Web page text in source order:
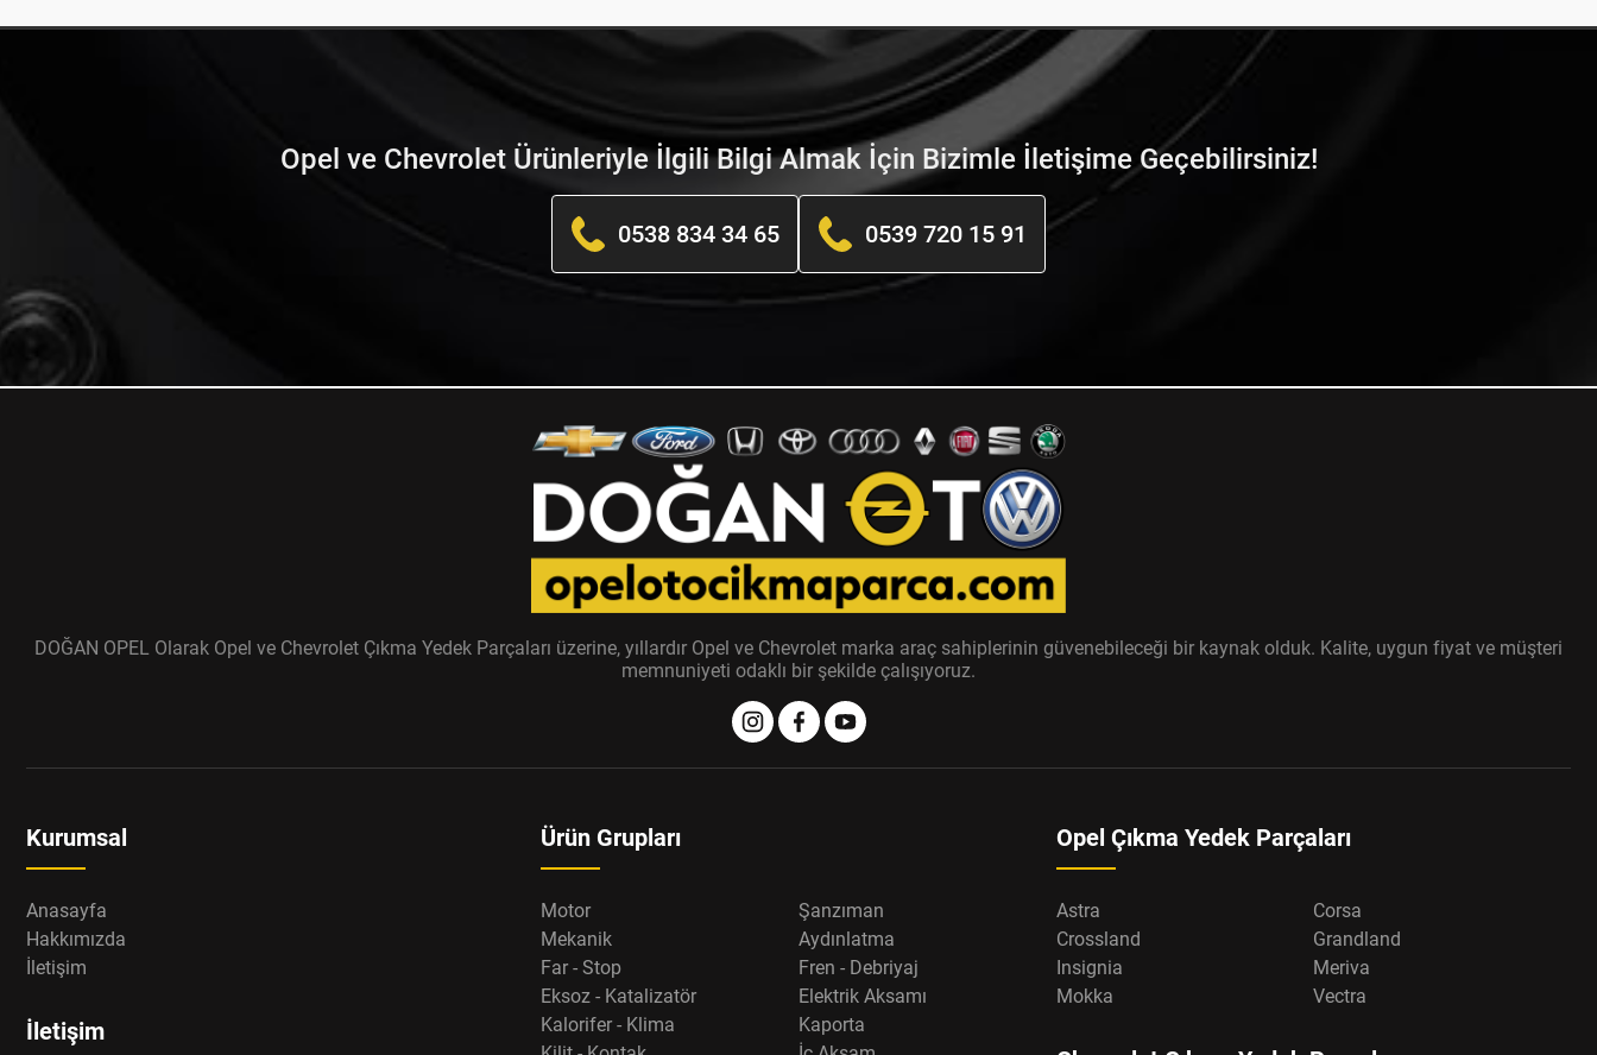
Opel ve Chevrolet Ürünleriyle İlgili Bilgi Almak İçin Bizimle İletişime Geçebilirsiniz!
0538 834 34 65 0539 720 15 91
DOĞAN OPEL Olarak Opel ve Chevrolet Çıkma Yedek Parçaları üzerine, yıllardır Opel ve Chevrolet marka araç sahiplerinin güvenebileceği bir kaynak olduk. Kalite, uygun fiyat ve müşteri
memnuniyeti odaklı bir şekilde çalışıyoruz.
Kurumsal
Anasayfa
Hakkımızda
İletişim
İletişim
Ürün Grupları
Motor
Şanzıman
Mekanik
Aydınlatma
Far - Stop
Fren - Debriyaj
Eksoz - Katalizatör
Elektrik Aksamı
Kalorifer - Klima
Kaporta
Opel Çıkma Yedek Parçaları
Astra
Corsa
Crossland
Grandland
Insignia
Meriva
Mokka
Vectra